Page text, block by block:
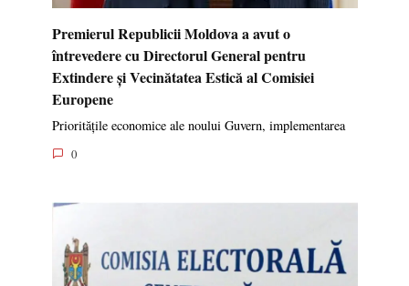
Premierul Republicii Moldova a avut o
întrevedere cu Directorul General pentru
Extindere și Vecinătatea Estică al Comisiei
Europene
Prioritățile economice ale noului Guvern, implementarea
0